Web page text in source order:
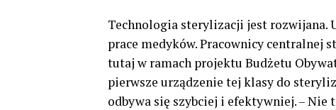
Technologia sterylizacji jest rozwijana.
prace medyków. Pracownicy centralnej
tutaj w ramach projektu Budżetu
pierwsze urządzenie tej klasy do
odbywa się szybciej i efektywniej. –